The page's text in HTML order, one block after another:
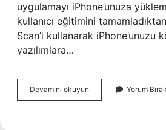
uygulamayı iPhone’unuza
kullanıcı eğitimini
Scan’i kullanarak iPhone’unuzu
yazılımlara…
Devamını okuyun
Güvenlik
Yorum Bırak